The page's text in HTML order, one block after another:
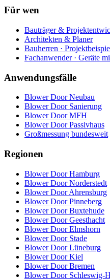
Für wen
Bauträger &
Architekten & Planer
Bauherren ·
Fachanwender · Geräte
Anwendungsfälle
Blower Door Neubau
Blower Door Sanierung
Blower Door MFH
Blower Door Passivhaus
Großmessung bundesweit
Regionen
Blower Door Hamburg
Blower Door Norderstedt
Blower Door Ahrensburg
Blower Door Pinneberg
Blower Door Buxtehude
Blower Door Geesthacht
Blower Door Elmshorn
Blower Door Stade
Blower Door Lüneburg
Blower Door Kiel
Blower Door Bremen
Blower Door Schleswig-